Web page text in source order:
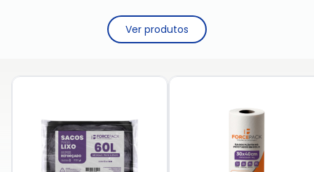
Ver produtos